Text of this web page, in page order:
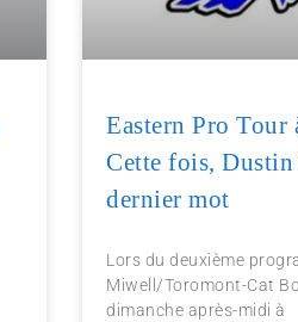
Eastern Pro Tour
Cette fois, Dustin
dernier mot
Lors du deuxième
Miwell/Toromont-Cat
dimanche après-midi à